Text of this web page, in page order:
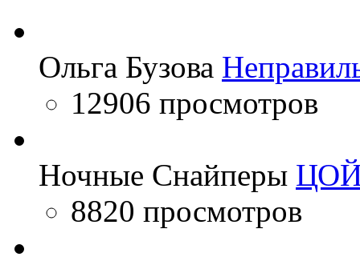
Ольга Бузова
12906 просмотров
Ночные Снайперы
8820 просмотров